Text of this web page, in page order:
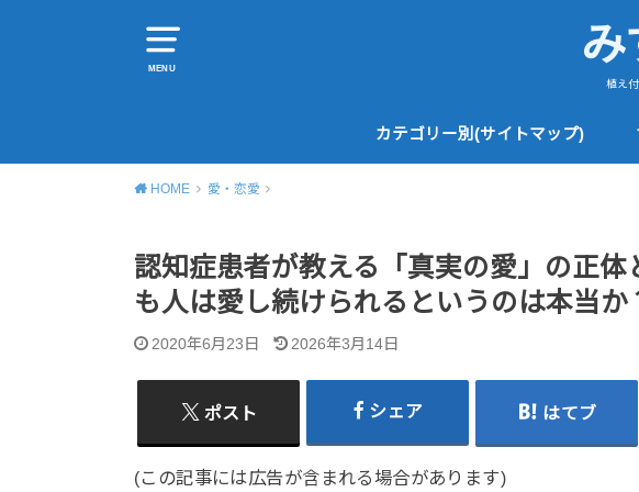
MENU み
植え
カテゴリー別(サイトマップ)
HOME 愛・恋愛
認知症患者が教える「真実の愛」の正体
も人は愛し続けられるというのは本当か
2020年6月23日 2026年3月14日
ポスト シェア はてブ
(この記事には広告が含まれる場合があります)